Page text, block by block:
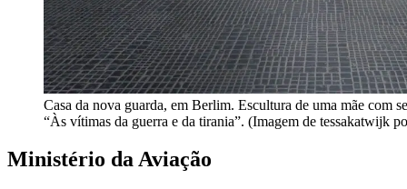
Casa da nova guarda, em Berlim. Escultura de uma mãe com
“Às vítimas da guerra e da tirania”. (Imagem de tessakatwijk
Ministério da Aviação